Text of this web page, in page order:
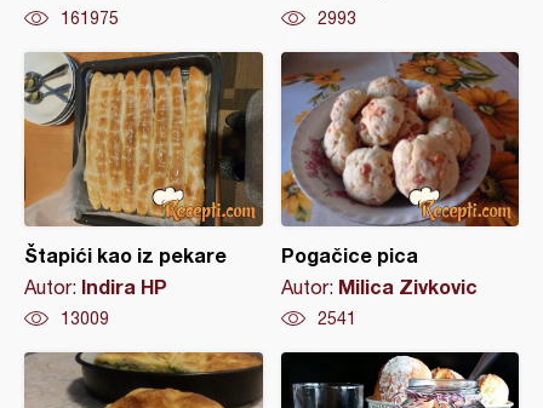
161975 2993
Štapići kao iz pekare
Autor: Indira HP
13009
Pogačice pica
Autor: Milica Zivkovic
2541